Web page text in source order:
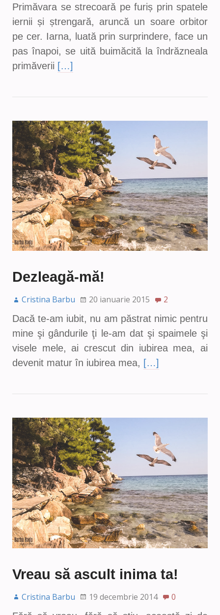
Primăvara se strecoară pe furiș prin spatele
iernii și ștrengară, aruncă un soare orbitor
pe cer. Iarna, luată prin surprindere, face un
pas înapoi, se uită buimăcită la îndrăzneala
primăverii […]
Dezleagă-mă!
Cristina Barbu 20 ianuarie 2015
2
Dacă te-am iubit, nu am păstrat nimic pentru
mine şi gândurile ţi le-am dat şi spaimele şi
visele mele, ai crescut din iubirea mea, ai
devenit matur în iubirea mea, […]
Vreau să ascult inima ta!
Cristina Barbu 19 decembrie 2014
0